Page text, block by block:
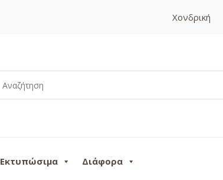
Χονδρική
Εκτυπώσιμα Διάφορα